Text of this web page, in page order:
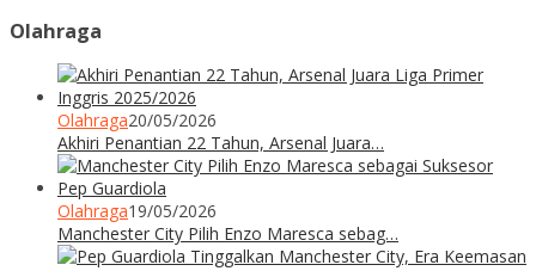
Olahraga
Olahraga20/05/2026
Akhiri Penantian 22 Tahun, Arsenal Juara…
Olahraga19/05/2026
Manchester City Pilih Enzo Maresca sebag…